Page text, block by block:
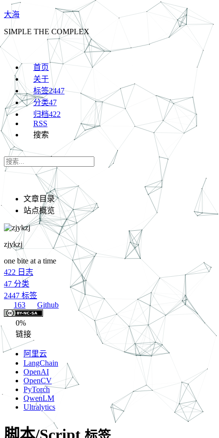
大海
SIMPLE THE COMPLEX
首页
关于
标签2447
分类47
归档422
RSS
搜索
文章目录
站点概览
zjykzj
one bite at a time
422 日志
47 分类
2447 标签
163
Github
0%
链接
阿里云
LangChain
OpenAI
OpenCV
PyTorch
QwenLM
Ultralytics